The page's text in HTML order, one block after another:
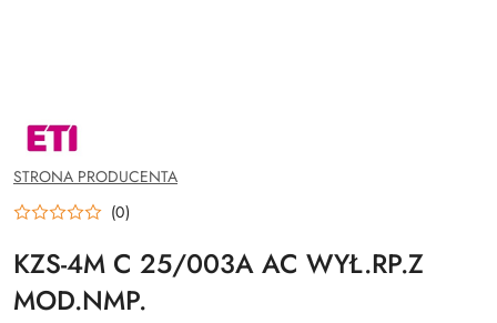
NAZWA
PRODUCENTA:
ETI
POLAM
SP.Z
STRONA PRODUCENTA
(0)
KZS-4M C 25/003A AC WYŁ.RP.Z
MOD.NMP.